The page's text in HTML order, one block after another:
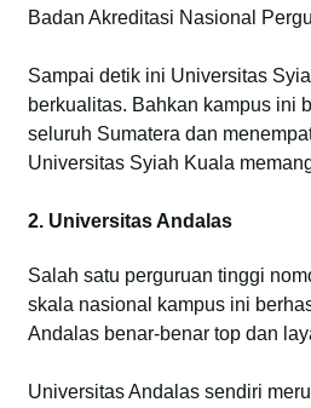
Badan Akreditasi Nasional
Sampai detik ini Universitas
berkualitas. Bahkan kampus ini
seluruh Sumatera dan
Universitas Syiah Kuala
2. Universitas Andalas
Salah satu perguruan tinggi
skala nasional kampus ini
Andalas benar-benar top dan
Universitas Andalas sendiri